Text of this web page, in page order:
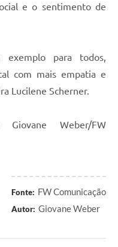
e o sentimento de
para todos,
com mais empatia e
Lucilene Scherner.
Weber/FW
Fonte: FW Comunicação
Autor: Giovane Weber